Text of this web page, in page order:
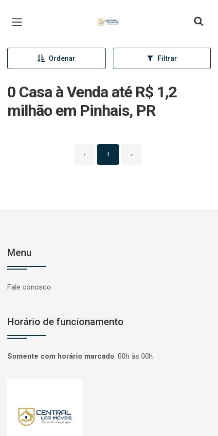
Ordenar Filtrar
0 Casa à Venda até R$ 1,2
milhão em Pinhais, PR
‹ 1 ›
Menu
Fale conosco
Horário de funcionamento
Somente com horário marcado: 00h às 00h